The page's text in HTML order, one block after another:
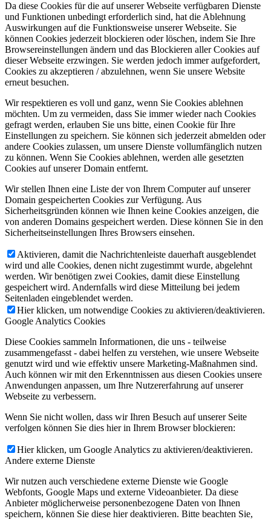
Da diese Cookies für die auf unserer Webseite verfügbaren Dienste
und Funktionen unbedingt erforderlich sind, hat die Ablehnung
Auswirkungen auf die Funktionsweise unserer Webseite. Sie
können Cookies jederzeit blockieren oder löschen, indem Sie Ihre
Browsereinstellungen ändern und das Blockieren aller Cookies auf
dieser Webseite erzwingen. Sie werden jedoch immer aufgefordert,
Cookies zu akzeptieren / abzulehnen, wenn Sie unsere Website
erneut besuchen.
Wir respektieren es voll und ganz, wenn Sie Cookies ablehnen
möchten. Um zu vermeiden, dass Sie immer wieder nach Cookies
gefragt werden, erlauben Sie uns bitte, einen Cookie für Ihre
Einstellungen zu speichern. Sie können sich jederzeit abmelden oder
andere Cookies zulassen, um unsere Dienste vollumfänglich nutzen
zu können. Wenn Sie Cookies ablehnen, werden alle gesetzten
Cookies auf unserer Domain entfernt.
Wir stellen Ihnen eine Liste der von Ihrem Computer auf unserer
Domain gespeicherten Cookies zur Verfügung. Aus
Sicherheitsgründen können wie Ihnen keine Cookies anzeigen, die
von anderen Domains gespeichert werden. Diese können Sie in den
Sicherheitseinstellungen Ihres Browsers einsehen.
Aktivieren, damit die Nachrichtenleiste dauerhaft ausgeblendet
wird und alle Cookies, denen nicht zugestimmt wurde, abgelehnt
werden. Wir benötigen zwei Cookies, damit diese Einstellung
gespeichert wird. Andernfalls wird diese Mitteilung bei jedem
Seitenladen eingeblendet werden.
Hier klicken, um notwendige Cookies zu aktivieren/deaktivieren.
Google Analytics Cookies
Diese Cookies sammeln Informationen, die uns - teilweise
zusammengefasst - dabei helfen zu verstehen, wie unsere Webseite
genutzt wird und wie effektiv unsere Marketing-Maßnahmen sind.
Auch können wir mit den Erkenntnissen aus diesen Cookies unsere
Anwendungen anpassen, um Ihre Nutzererfahrung auf unserer
Webseite zu verbessern.
Wenn Sie nicht wollen, dass wir Ihren Besuch auf unserer Seite
verfolgen können Sie dies hier in Ihrem Browser blockieren:
Hier klicken, um Google Analytics zu aktivieren/deaktivieren.
Andere externe Dienste
Wir nutzen auch verschiedene externe Dienste wie Google
Webfonts, Google Maps und externe Videoanbieter. Da diese
Anbieter möglicherweise personenbezogene Daten von Ihnen
speichern, können Sie diese hier deaktivieren. Bitte beachten Sie,